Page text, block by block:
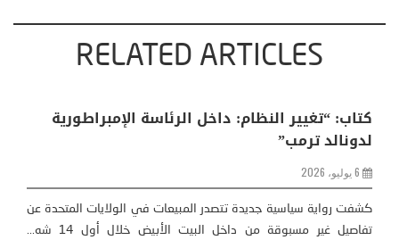
RELATED ARTICLES
فايننشال تايمز: الأمريكيون يواجهون أزمة مالية
وشيكة
25 مايو، 2026
التونسيون- فايننشال تايمز – يحذر مسؤولون تنفيذيون واقتصاديون من
أن المستهلكين الأميركيين باتوا على بعد أشهر فقط من أزمة ...